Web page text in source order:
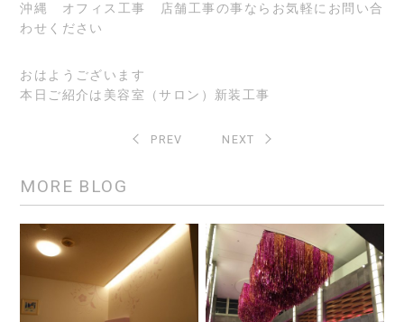
沖縄 オフィス工事 店舗工事の事ならお気軽にお問い合
わせください
おはようございます
本日ご紹介は美容室（サロン）新装工事
PREV NEXT
MORE BLOG